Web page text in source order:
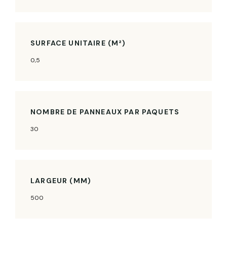
SURFACE UNITAIRE (M²)
0,5
NOMBRE DE PANNEAUX PAR PAQUETS
30
LARGEUR (MM)
500